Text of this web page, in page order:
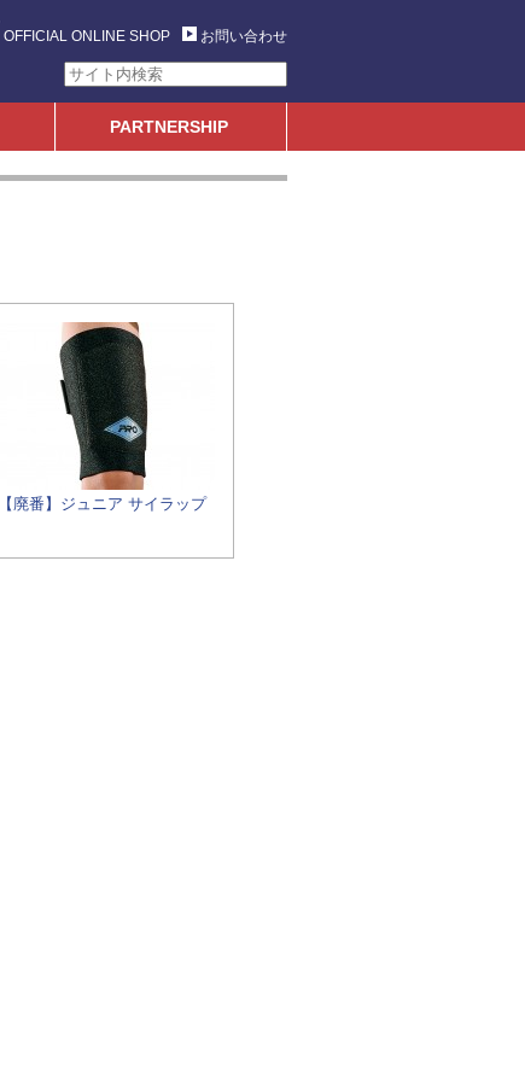
OFFICIAL ONLINE SHOP お問い合わせ
PARTNERSHIP
【廃番】ジュニア サイラップ